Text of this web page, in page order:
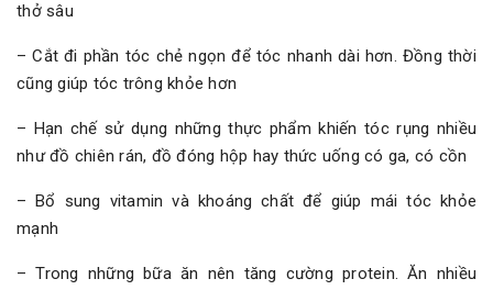
thở sâu
– Cắt đi phần tóc chẻ ngọn để tóc nhanh dài hơn. Đồng thời
cũng giúp tóc trông khỏe hơn
– Hạn chế sử dụng những thực phẩm khiến tóc rụng nhiều
như đồ chiên rán, đồ đóng hộp hay thức uống có ga, có cồn
– Bổ sung vitamin và khoáng chất để giúp mái tóc khỏe
mạnh
– Trong những bữa ăn nên tăng cường protein. Ăn nhiều